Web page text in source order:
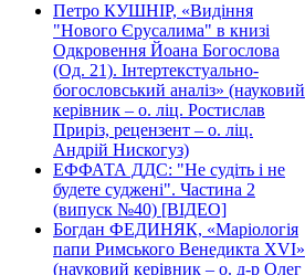
Петро КУШНІР, «Видіння
"Нового Єрусалима" в книзі
Одкровення Йоана Богослова
(Од. 21). Інтертекстуально-
богословський аналіз» (науковий
керівник – о. ліц. Ростислав
Приріз, рецензент – о. ліц.
Андрій Нискогуз)
ЕФФАТА ДДС: "Не судіть і не
будете суджені". Частина 2
(випуск №40) [ВІДЕО]
Богдан ФЕДИНЯК, «Маріологія
папи Римського Венедикта XVI»
(науковий керівник – о. д-р Олег